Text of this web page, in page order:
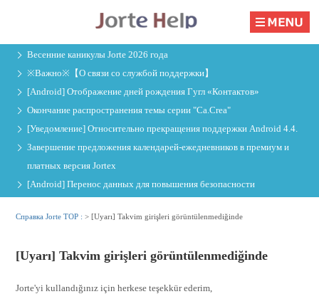
Весенние каникулы Jorte 2026 года
※Важно※【О связи со службой поддержки】
[Android] Отображение дней рождения Гугл «Контактов»
Окончание распространения темы серии "Ca.Crea"
[Уведомление] Относительно прекращения поддержки Android 4.4.
Завершение предложения календарей-ежедневников в премиум и
платных версия Jorteх
[Android] Перенос данных для повышения безопасности
Справка Jorte TOP :>[Uyarı] Takvim girişleri görüntülenmediğinde
[Uyarı] Takvim girişleri görüntülenmediğinde
Jorte'yi kullandığınız için herkese teşekkür ederim,